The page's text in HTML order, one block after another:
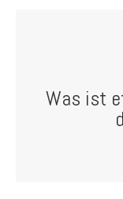
Was ist